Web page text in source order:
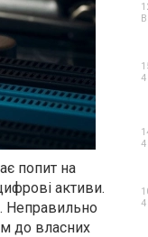
попит на
активи.
Неправильно
до власних